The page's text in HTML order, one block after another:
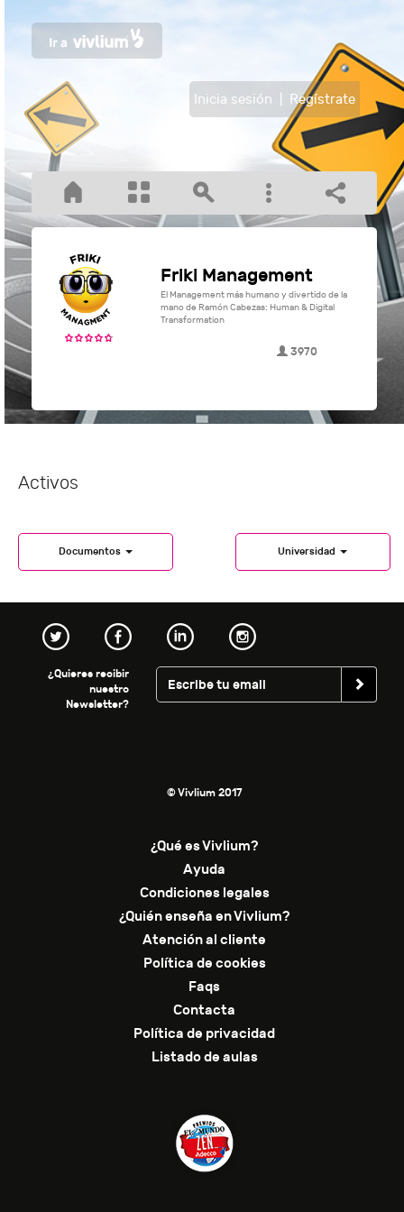
Inicia sesión Regístrate
Friki Management
El Management más humano y divertido de la
mano de Ramón Cabezas: Human & Digital
Transformation
3970
Activos
Documentos Universidad
¿Quieres recibir
nuestro
Newsletter?
© Vivlium 2017
¿Qué es Vivlium?
Ayuda
Condiciones legales
¿Quién enseña en Vivlium?
Atención al cliente
Política de cookies
Faqs
Contacta
Política de privacidad
Listado de aulas